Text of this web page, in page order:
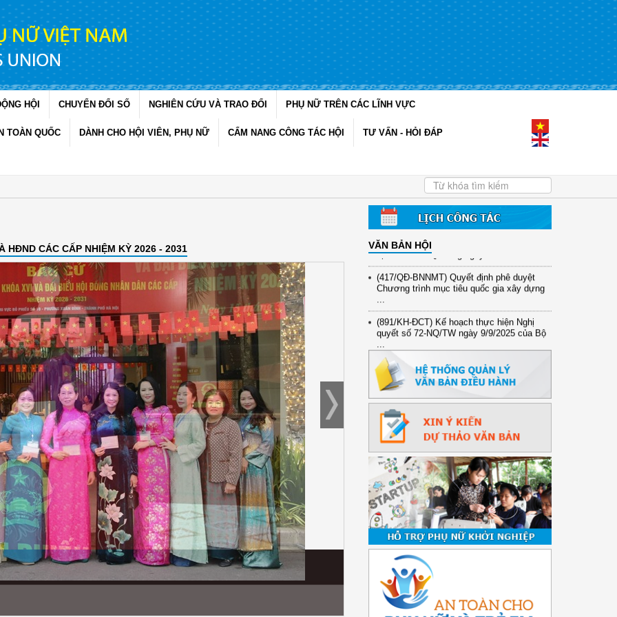
HỘI CHUYỂN ĐỔI SỐ NGHIÊN CỨU VÀ TRAO ĐỔI PHỤ NỮ TRÊN CÁC LĨNH VỰC
TOÀN QUỐC DÀNH CHO HỘI VIÊN, PHỤ NỮ CẨM NANG CÔNG TÁC HỘI TƯ VẤN - HỎI ĐÁP
HĐND CÁC CẤP NHIỆM KỲ 2026 - 2031 VĂN BẢN HỘI
(12/TB-HĐKH) V/v đăng ký, đề xuất nhiệm
vụ Khoa học, công nghệ và đổi mới ...
(898/KH/ĐCT) Kế hoạch thực hiện Quyết
định số 2415/QĐ-TTg ngày 31/10/2025 ...
(417/QĐ-BNNMT) Quyết định phê duyệt
Chương trình mục tiêu quốc gia xây dựng
...
(891/KH-ĐCT) Kế hoạch thực hiện Nghị
quyết số 72-NQ/TW ngày 9/9/2025 của Bộ
...
(2415/QĐ-TTg) Quyết định về việc phê
duyệt Đề án Hỗ trợ Phụ nữ khởi nghiệp ...